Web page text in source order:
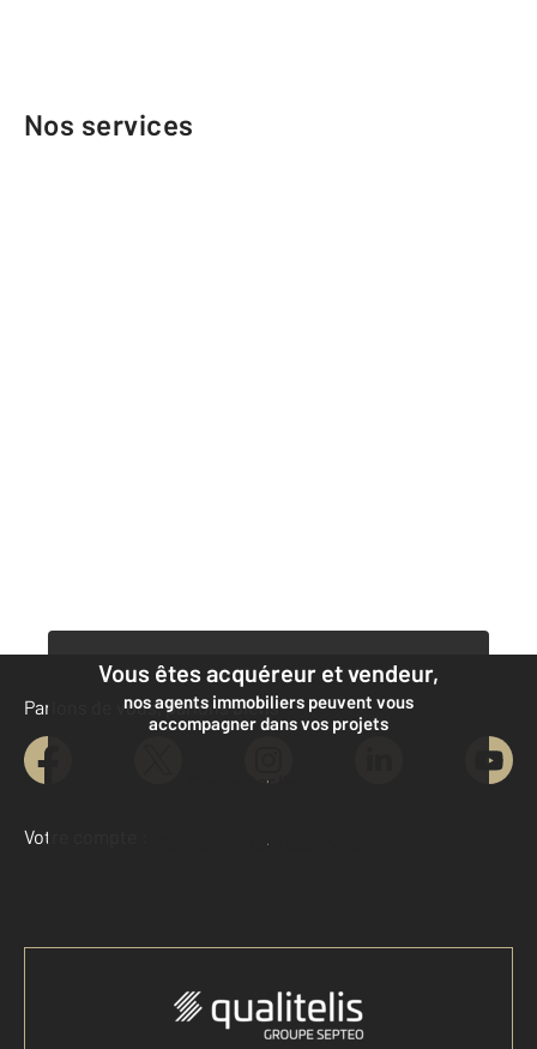
Nos services
Vous êtes acquéreur et vendeur,
nos agents immobiliers peuvent vous
accompagner dans vos projets
Contacter l’agence
Demander une estimation
Parlons de vous, parlons biens
Votre compte :